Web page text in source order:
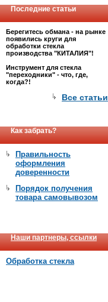
Последние статьи
Берегитесь обмана - на рынке
появились круги для
обработки стекла
производства "КИТАЛИЯ"!
Инструмент для стекла
"переходники" - что, где,
когда?!
Все статьи
Как забрать?
Правильность
оформления
доверенности
Порядок получения
товара самовывозом
Наши партнеры, ссылки
Обработка стекла